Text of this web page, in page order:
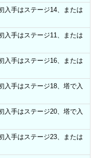
入手はステージ14、または
入手はステージ11、または
入手はステージ16、または
入手はステージ18、塔で入
入手はステージ20、塔で入
入手はステージ23、または